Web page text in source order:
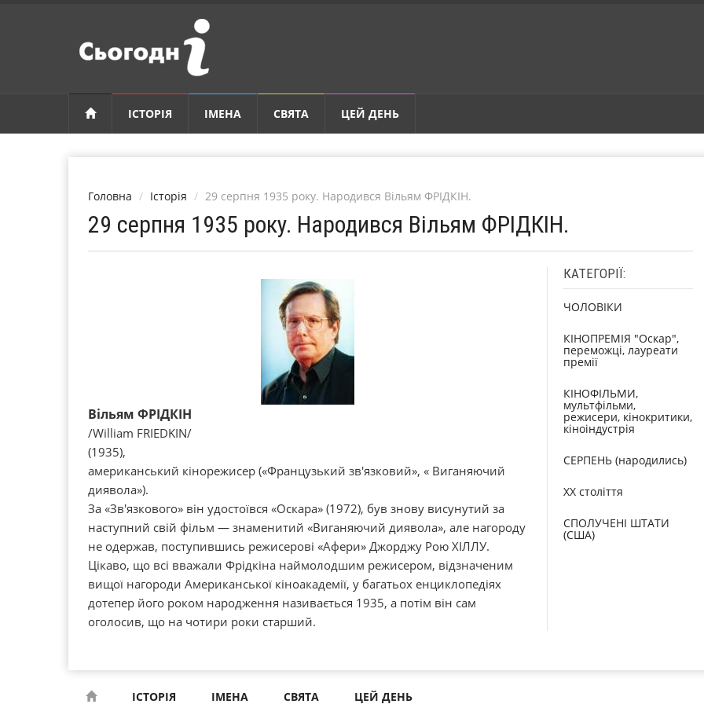
ІСТОРІЯ ІМЕНА СВЯТА ЦЕЙ ДЕНЬ
Головна Історія 29 серпня 1935 року. Народився Вільям ФРІДКІН.
29 серпня 1935 року. Народився Вільям ФРІДКІН.
Вільям ФРІДКІН
/William FRIEDKIN/
(1935),
американський кінорежисер («Французький зв'язковий», « Виганяючий
диявола»).
За «Зв'язкового» він удостоївся «Оскара» (1972), був знову висунутий за
наступний свій фільм — знаменитий «Виганяючий диявола», але нагороду
не одержав, поступившись режисерові «Афери» Джорджу Рою ХІЛЛУ.
Цікаво, що всі вважали Фрідкіна наймолодшим режисером, відзначеним
вищої нагороди Американської кіноакадемії, у багатьох енциклопедіях
дотепер його роком народження називається 1935, а потім він сам
оголосив, що на чотири роки старший.
КАТЕГОРІЇ:
ЧОЛОВІКИ
КІНОПРЕМІЯ "Оскар",
переможці, лауреати
премії
КІНОФІЛЬМИ,
мультфільми,
режисери, кінокритики,
кіноіндустрія
СЕРПЕНЬ (народились)
XX століття
СПОЛУЧЕНІ ШТАТИ
(США)
ІСТОРІЯ ІМЕНА СВЯТА ЦЕЙ ДЕНЬ